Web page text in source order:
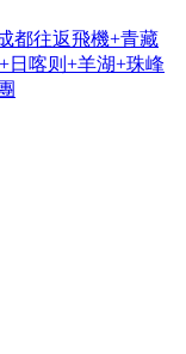
都往返飛機+青藏
日喀则+羊湖+珠峰